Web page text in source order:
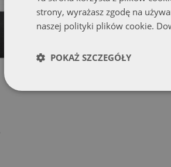
strony, wyrażasz zgodę na
naszej polityki plików cookie.
POKAŻ SZCZEGÓŁY